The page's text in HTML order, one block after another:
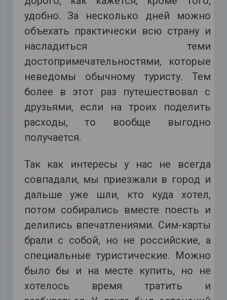
удобно. За несколько дней можно
объехать практически всю страну и
насладиться теми
достопримечательностями, которые
неведомы обычному туристу. Тем
более в этот раз путешествовал с
друзьями, если на троих поделить
расходы, то вообще выгодно
получается.
Так как интересы у нас не всегда
совпадали, мы приезжали в город и
дальше уже шли, кто куда хотел,
потом собирались вместе поесть и
делились впечатлениями. Сим-карты
брали с собой, но не российские, а
специальные туристические. Можно
было бы и на месте купить, но не
хотелось время тратить и